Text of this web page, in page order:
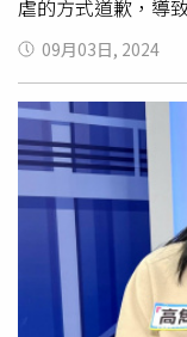
虐的方式道歉，導
到最後都出大事，
走鐘，先是推她、
風機的電線勒脖子
薔交往過的「最愛
受薔薔與其他男性
到警局誣陷她，害
蹲監獄。薔薔（左
（圖／翻攝自薔薔
柴智屏的獨生女高
方想跟 高雋雅 分享
強打精神聽男
09月03日, 2024